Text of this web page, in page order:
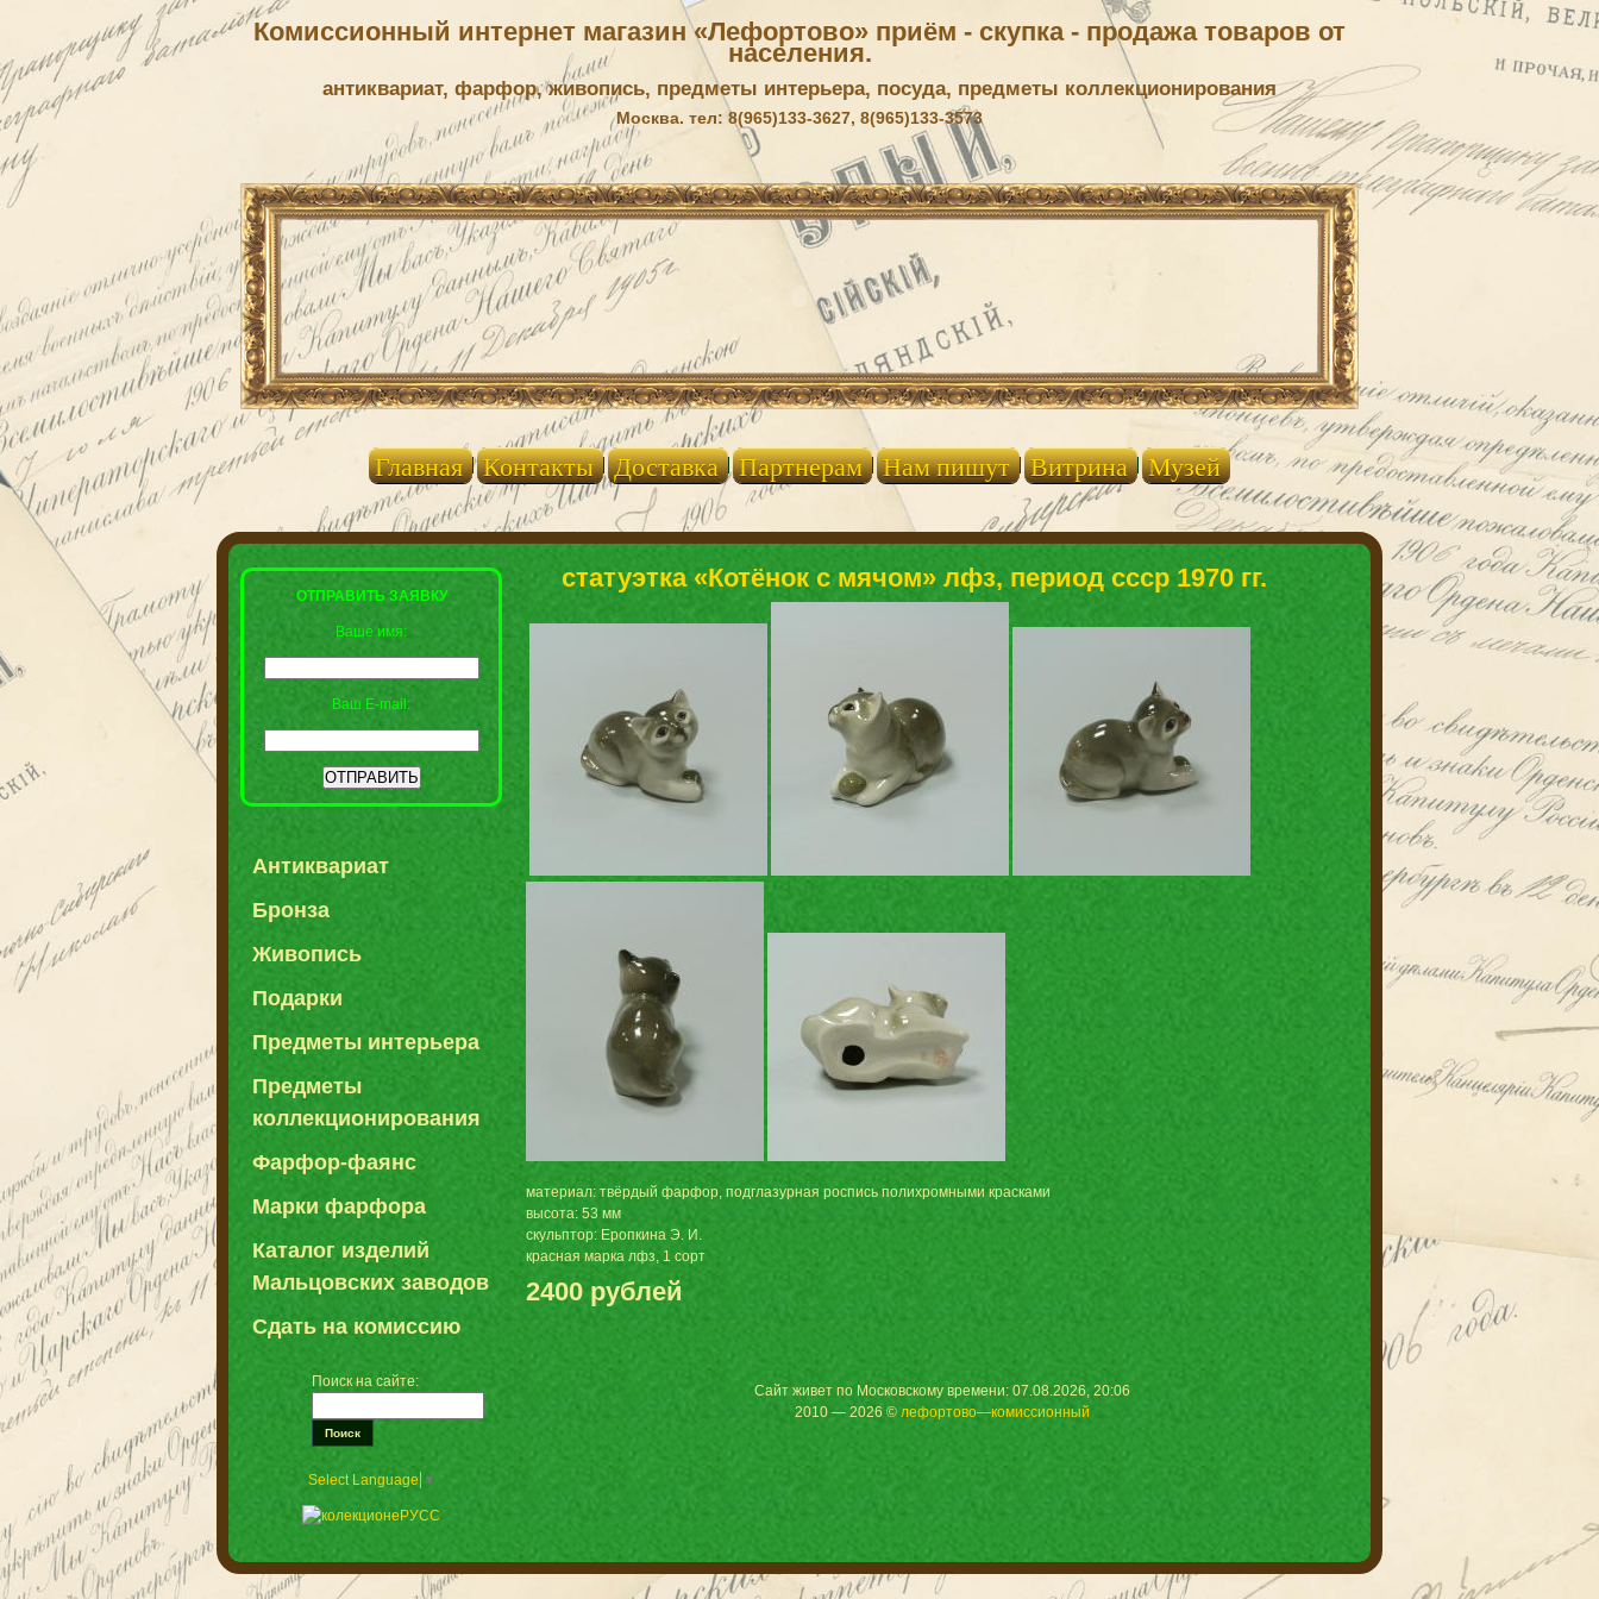
Комиссионный интернет магазин «Лефортово» приём - скупка - продажа товаров от
населения.
антиквариат, фарфор, живопись, предметы интерьера, посуда, предметы коллекционирования
Москва. тел: 8(965)133-3627, 8(965)133-3573
Главная Контакты Доставка Партнерам Нам пишут Витрина Музей
ОТПРАВИТЬ ЗАЯВКУ
Ваше имя:
Ваш E-mail:
Антиквариат
Бронза
Живопись
Подарки
Предметы интерьера
Предметы
коллекционирования
Фарфор-фаянс
Марки фарфора
Каталог изделий
Мальцовских заводов
Сдать на комиссию
Поиск на сайте:
Select Language ▼
статуэтка «Котёнок с мячом» лфз, период ссср 1970 гг.
материал: твёрдый фарфор, подглазурная роспись полихромными красками
высота: 53 мм
скульптор: Еропкина Э. И.
красная марка лфз, 1 сорт
2400 рублей
Сайт живет по Московскому времени: 07.08.2026, 20:06
2010 — 2026 © лефортово—комиссионный